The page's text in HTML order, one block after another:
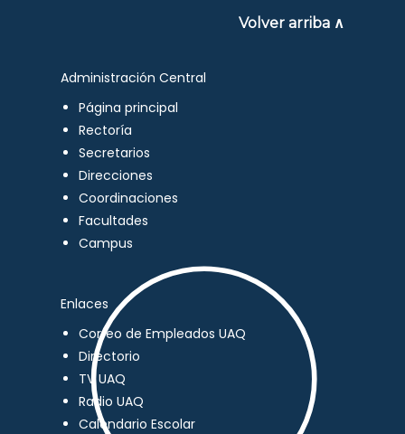
Volver arriba ∧
Administración Central
Página principal
Rectoría
Secretarios
Direcciones
Coordinaciones
Facultades
Campus
Enlaces
Correo de Empleados UAQ
Directorio
TV UAQ
Radio UAQ
Calendario Escolar